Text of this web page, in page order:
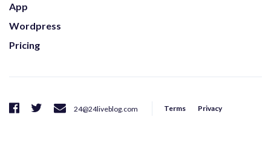
App
Wordpress
Pricing
24@24liveblog.com Terms Privacy